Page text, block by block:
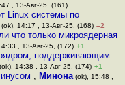
, 13-Авг-25, (161)
Linux системы по
14:17 , 13-Авг-25, (168) –2
что только микроядерная
, 13-Авг-25, (172) +1
поддерживающим
(ok), 14:38 , 13-Авг-25, (174) +1
, Минона(ok), 15:48 ,